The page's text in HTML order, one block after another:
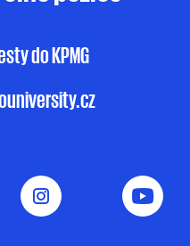
Můj nesouhlas
let nebo do doby,
do KPMG